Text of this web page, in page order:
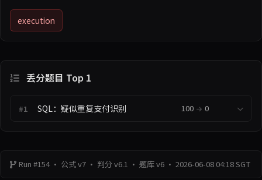
execution
丢分题目 Top 1
#1 SQL：疑似重复支付识别 100 0
Run #154 · 公式 v7 · 判分 v6.1 · 题库 v6 · 2026-06-08 04:18 SGT